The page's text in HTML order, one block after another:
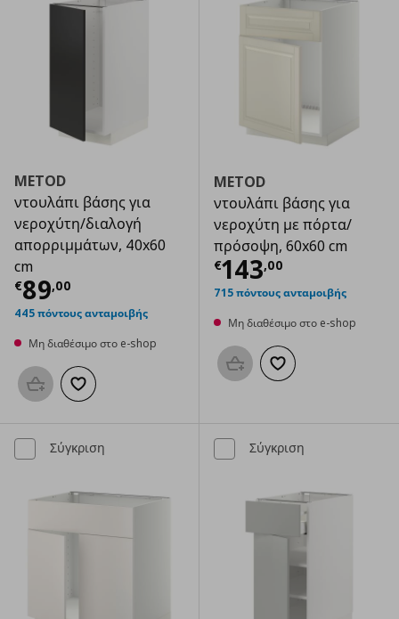
METOD
ντουλάπι βάσης για
νεροχύτη/διαλογή
απορριμμάτων, 40x60
cm
€89,00
Τρέχουσα τιμή € 89,00
445 πόντους ανταμοιβής
Μη διαθέσιμο στο e-shop
Προσθήκη στο καλάθι
Προσθήκη στα αγαπημένα
METOD
ντουλάπι βάσης για
νεροχύτη με πόρτα/
πρόσοψη, 60x60 cm
€143,00
Τρέχουσα
715 πόντους ανταμοιβής
Μη διαθέσιμο στο e-shop
Προσθήκη στο καλάθι
Προσθήκη στα
Σύγκριση Σύγκριση